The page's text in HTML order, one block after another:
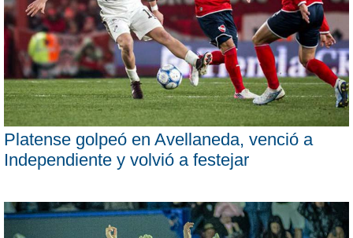
Platense golpeó en Avellaneda, venció a
Independiente y volvió a festejar